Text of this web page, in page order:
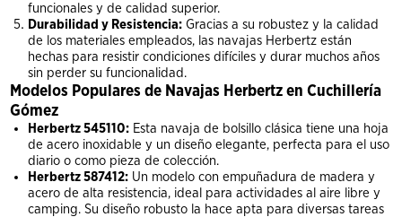
funcionales y de calidad superior.
Durabilidad y Resistencia: Gracias a su robustez y la calidad
de los materiales empleados, las navajas Herbertz están
hechas para resistir condiciones difíciles y durar muchos años
sin perder su funcionalidad.
Modelos Populares de Navajas Herbertz en Cuchillería
Gómez
Herbertz 545110: Esta navaja de bolsillo clásica tiene una hoja
de acero inoxidable y un diseño elegante, perfecta para el uso
diario o como pieza de colección.
Herbertz 587412: Un modelo con empuñadura de madera y
acero de alta resistencia, ideal para actividades al aire libre y
camping. Su diseño robusto la hace apta para diversas tareas